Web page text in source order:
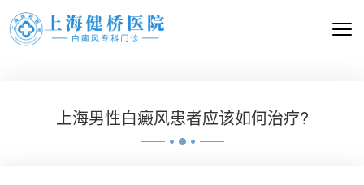
上海男性白癜风患者应该如何治疗?